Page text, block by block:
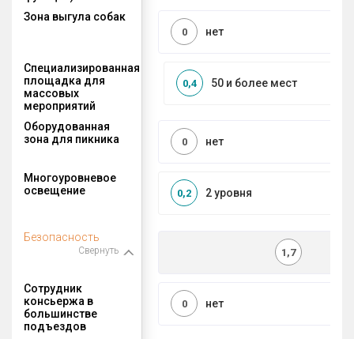
Зона выгула собак
нет
0
Специализированная
площадка для
массовых
мероприятий
50 и более мест
0,4
Оборудованная
зона для пикника
нет
0
Многоуровневое
освещение
2 уровня
0,2
Безопасность
Свернуть 1,7
Сотрудник
консьержа в
большинстве
подъездов
нет
0